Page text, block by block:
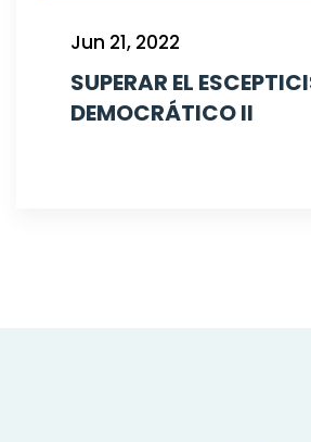
Jun 21, 2022
SUPERAR EL
DEMOCRÁTICO II